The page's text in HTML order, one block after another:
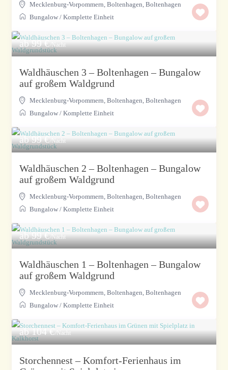
Mecklenburg-Vorpommern, Boltenhagen,Boltenhagen
Bungalow /Komplette Einheit
ab 99 €/Nacht
Waldhäuschen 3 – Boltenhagen – Bungalow
auf großem Waldgrund
Mecklenburg-Vorpommern, Boltenhagen,Boltenhagen
Bungalow /Komplette Einheit
ab 99 €/Nacht
Waldhäuschen 2 – Boltenhagen – Bungalow
auf großem Waldgrund
Mecklenburg-Vorpommern, Boltenhagen,Boltenhagen
Bungalow /Komplette Einheit
ab 99 €/Nacht
Waldhäuschen 1 – Boltenhagen – Bungalow
auf großem Waldgrund
Mecklenburg-Vorpommern, Boltenhagen,Boltenhagen
Bungalow /Komplette Einheit
ab 104 €/Nacht
Storchennest – Komfort-Ferienhaus im